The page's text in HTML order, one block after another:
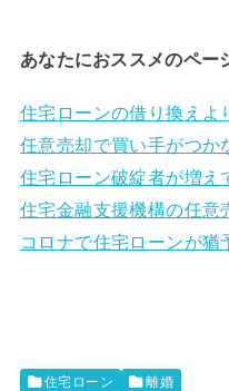
あなたにおススメのペー
住宅ローンの借り換えよ
任意売却で買い手がつか
住宅ローン破綻者が増え
住宅金融支援機構の任意
コロナで住宅ローンが猶
住宅ローン 離婚